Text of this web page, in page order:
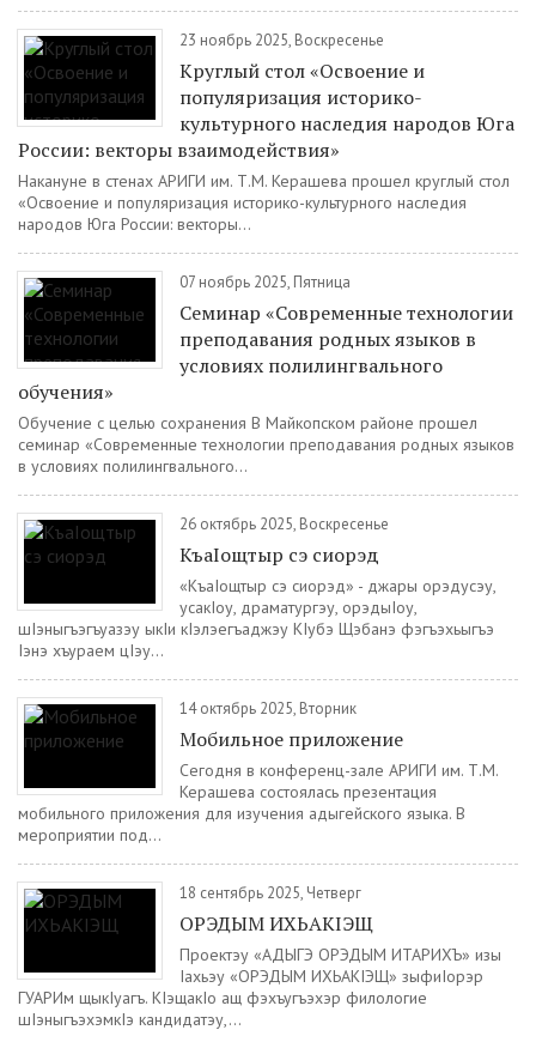
23 ноябрь 2025, Воскресенье
Круглый стол «Освоение и
популяризация историко-
культурного наследия народов Юга
России: векторы взаимодействия»
Накануне в стенах АРИГИ им. Т.М. Керашева прошел круглый стол
«Освоение и популяризация историко-культурного наследия
народов Юга России: векторы...
07 ноябрь 2025, Пятница
Семинар «Современные технологии
преподавания родных языков в
условиях полилингвального
обучения»
Обучение с целью сохранения В Майкопском районе прошел
семинар «Современные технологии преподавания родных языков
в условиях полилингвального...
26 октябрь 2025, Воскресенье
КъаIощтыр сэ сиорэд
«КъаIощтыр сэ сиорэд» - джары орэдусэу,
усакIоу, драматургэу, орэдыIоу,
шIэныгъэгъуазэу ыкIи кIэлэегъаджэу КIубэ Щэбанэ фэгъэхьыгъэ
Iэнэ хъураем цIэу...
14 октябрь 2025, Вторник
Мобильное приложение
Сегодня в конференц-зале АРИГИ им. Т.М.
Керашева состоялась презентация
мобильного приложения для изучения адыгейского языка. В
мероприятии под...
18 сентябрь 2025, Четверг
ОРЭДЫМ ИХЬАКIЭЩ
Проектэу «АДЫГЭ ОРЭДЫМ ИТАРИХЪ» изы
Iахьэу «ОРЭДЫМ ИХЬАКIЭЩ» зыфиIорэр
ГУАРИм щыкIуагъ. КIэщакIо ащ фэхъугъэхэр филологие
шIэныгъэхэмкIэ кандидатэу,...